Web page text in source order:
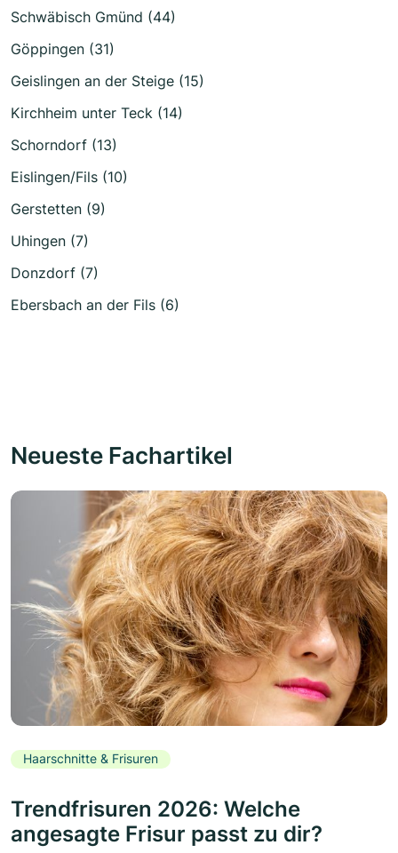
Schwäbisch Gmünd (44)
Göppingen (31)
Geislingen an der Steige (15)
Kirchheim unter Teck (14)
Schorndorf (13)
Eislingen/Fils (10)
Gerstetten (9)
Uhingen (7)
Donzdorf (7)
Ebersbach an der Fils (6)
Neueste Fachartikel
Haarschnitte & Frisuren
Trendfrisuren 2026: Welche
angesagte Frisur passt zu dir?